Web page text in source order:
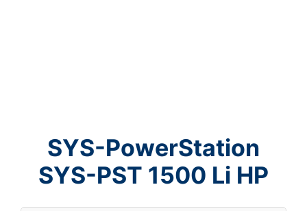
SYS-PowerStation
SYS-PST 1500 Li HP